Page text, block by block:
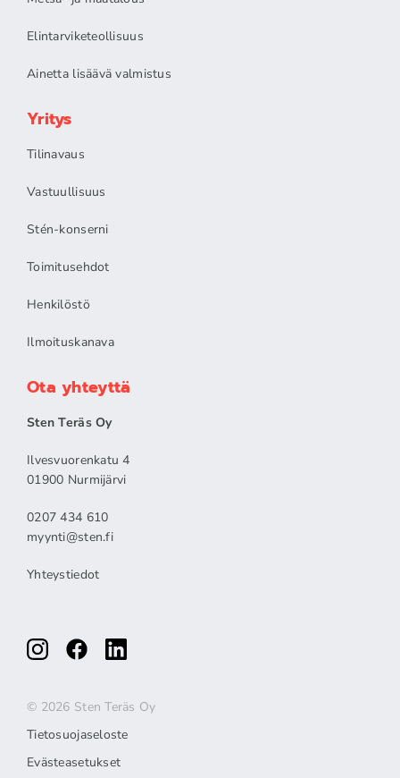
Elintarviketeollisuus
Ainetta lisäävä valmistus
Yritys
Tilinavaus
Vastuullisuus
Stén-konserni
Toimitusehdot
Henkilöstö
Ilmoituskanava
Ota yhteyttä
Sten Teräs Oy
Ilvesvuorenkatu 4
01900 Nurmijärvi
0207 434 610
myynti@sten.fi
Yhteystiedot
© 2026 Sten Teräs Oy
Tietosuojaseloste
Evästeasetukset